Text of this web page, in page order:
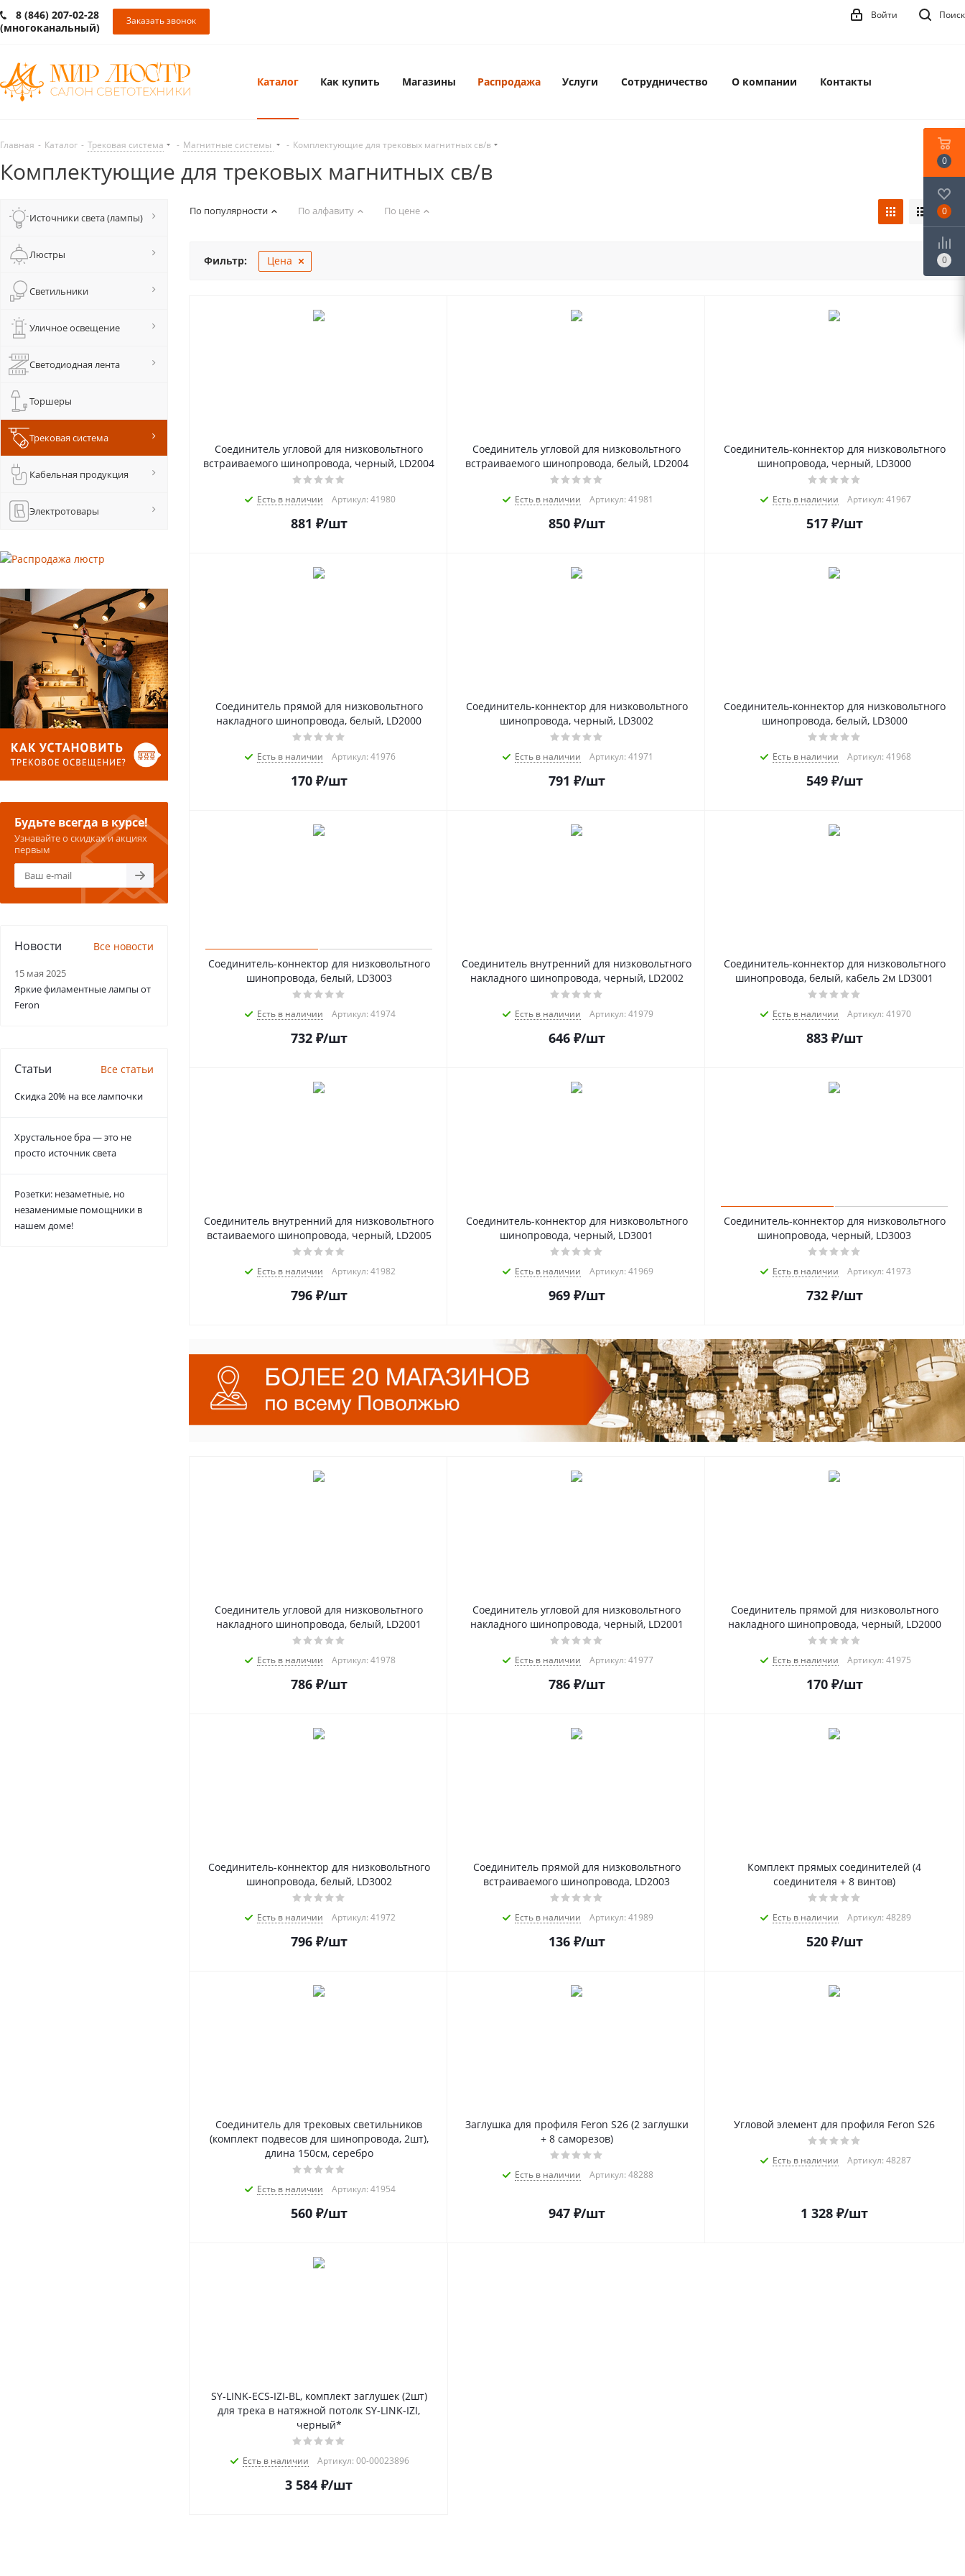
8 (846) 207-02-28
(многоканальный)
Заказать звонок Поиск
Войти
Каталог Как купить Магазины Распродажа Услуги Сотрудничество О компании Контакты
Главная - Каталог - Трековая система - Магнитные системы - Комплектующие для трековых магнитных св/в
Комплектующие для трековых магнитных св/в
По популярности По алфавиту По цене
Фильтр: Цена
Соединитель угловой для низковольтного
встраиваемого шинопровода, черный, LD2004
Есть в наличии Артикул: 41980
881 ₽/шт
Соединитель угловой для низковольтного
встраиваемого шинопровода, белый, LD2004
Есть в наличии Артикул: 41981
850₽/шт
Соединитель-коннектор для низковольтного
шинопровода, черный, LD3000
Есть в наличии Артикул: 41967
517₽/шт
Соединитель прямой для низковольтного
накладного шинопровода, белый, LD2000
Есть в наличии Артикул: 41976
170₽/шт
Соединитель-коннектор для низковольтного
шинопровода, черный, LD3002
Есть в наличии Артикул: 41971
791 ₽/шт
Соединитель-коннектор для низковольтного
шинопровода, белый, LD3000
Есть в наличии Артикул: 41968
549₽/шт
Соединитель-коннектор для низковольтного
шинопровода, белый, LD3003
Есть в наличии Артикул: 41974
732₽/шт
Соединитель внутренний для низковольтного
накладного шинопровода, черный, LD2002
Есть в наличии Артикул: 41979
646₽/шт
Соединитель-коннектор для низковольтного
шинопровода, белый, кабель 2м LD3001
Есть в наличии Артикул: 41970
883₽/шт
Соединитель внутренний для низковольтного
встаиваемого шинопровода, черный, LD2005
Есть в наличии Артикул: 41982
796₽/шт
Соединитель-коннектор для низковольтного
шинопровода, черный, LD3001
Есть в наличии Артикул: 41969
969₽/шт
Соединитель-коннектор для низковольтного
шинопровода, черный, LD3003
Есть в наличии Артикул: 41973
732₽/шт
Соединитель угловой для низковольтного
накладного шинопровода, белый, LD2001
Есть в наличии Артикул: 41978
786₽/шт
Соединитель угловой для низковольтного
накладного шинопровода, черный, LD2001
Есть в наличии Артикул: 41977
786₽/шт
Соединитель прямой для низковольтного
накладного шинопровода, черный, LD2000
Есть в наличии Артикул: 41975
170₽/шт
Соединитель-коннектор для низковольтного
шинопровода, белый, LD3002
Есть в наличии Артикул: 41972
796₽/шт
Соединитель прямой для низковольтного
встраиваемого шинопровода, LD2003
Есть в наличии Артикул: 41989
136₽/шт
Комплект прямых соединителей (4
соединителя + 8 винтов)
Есть в наличии Артикул: 48289
520₽/шт
Соединитель для трековых светильников
(комплект подвесов для шинопровода, 2шт),
длина 150см, серебро
Есть в наличии Артикул: 41954
560₽/шт
Заглушка для профиля Feron S26 (2 заглушки
+ 8 саморезов)
Есть в наличии Артикул: 48288
947₽/шт
Угловой элемент для профиля Feron S26
Есть в наличии Артикул: 48287
1 328 ₽/шт
SY-LINK-ECS-IZI-BL, комплект заглушек (2шт)
для трека в натяжной потолк SY-LINK-IZI,
черный*
Есть в наличии Артикул: 00-00023896
3 584 ₽/шт
Источники света (лампы)
Люстры
Светильники
Уличное освещение
Светодиодная лента
Торшеры
Трековая система
Кабельная продукция
Электротовары
Будьте всегда в курсе!
Узнавайте о скидках и акциях
первым
Новости Все новости
15 мая 2025
Яркие филаментные лампы от
Feron
Статьи Все статьи
Скидка 20% на все лампочки
Хрустальное бра — это не
просто источник света
Розетки: незаметные, но
незаменимые помощники в
нашем доме!
0
0
0